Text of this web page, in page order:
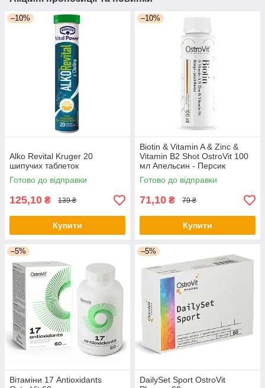
–10%
Alko Revital Kruger 20
шипучих таблеток
Готово до відправки
125,10 ₴ 139 ₴
Купити
–10%
Biotin & Vitamin A & Zinc &
Vitamin B2 Shot OstroVit 100
мл Апельсин - Персик
Готово до відправки
71,10 ₴ 79 ₴
Купити
–5%
Вітаміни 17 Antioxidants
–5%
DailySet Sport OstroVit